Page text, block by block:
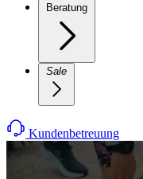
Beratung
Sale
Kundenbetreuung